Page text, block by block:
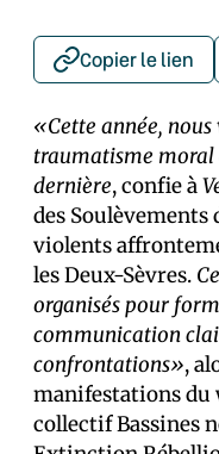
Copier le lien
«Cette année,
traumatisme moral
dernière, confie à
des Soulèvements
violents
les Deux-Sèvres.
organisés pour
communication
confrontations»,
manifestations du
collectif Bassines